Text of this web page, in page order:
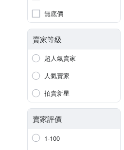
無底價
賣家等級
超人氣賣家
人氣賣家
拍賣新星
賣家評價
1-100